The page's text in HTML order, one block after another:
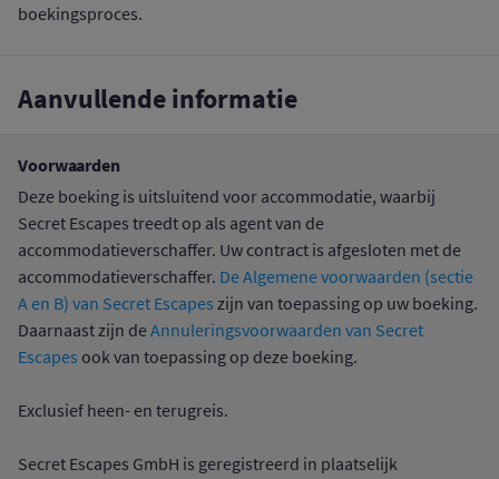
boekingsproces.
Aanvullende informatie
Voorwaarden
Deze boeking is uitsluitend voor accommodatie, waarbij
Secret Escapes treedt op als agent van de
accommodatieverschaffer. Uw contract is afgesloten met de
accommodatieverschaffer. De Algemene voorwaarden (sectie
A en B) van Secret Escapes zijn van toepassing op uw boeking.
Daarnaast zijn deAnnuleringsvoorwaarden van Secret
Escapes ook van toepassing op deze boeking.
Exclusief heen- en terugreis.
Secret Escapes GmbH is geregistreerd in plaatselijk